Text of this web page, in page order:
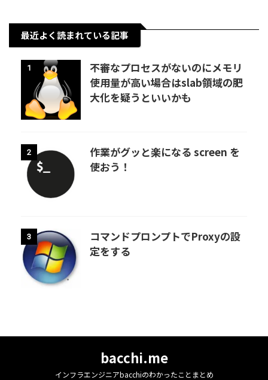
最近よく読まれている記事
1
不審なプロセスがないのにメモリ
使用量が高い場合はslab領域の肥
大化を疑うといいかも
2
作業がグッと楽になる screen を
使おう！
3
コマンドプロンプトでProxyの設
定をする
bacchi.me
インフラエンジニアbacchiのわかったことまとめ